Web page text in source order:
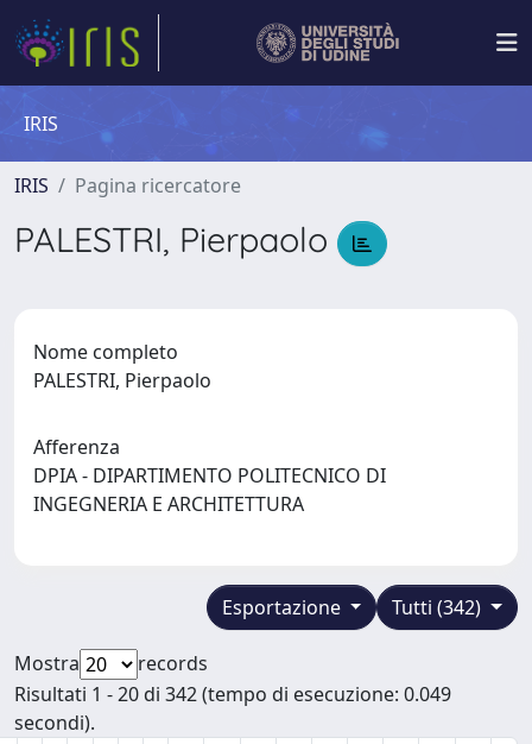
IRIS
IRIS Pagina ricercatore
PALESTRI, Pierpaolo
Nome completo
PALESTRI, Pierpaolo
Afferenza
DPIA - DIPARTIMENTO POLITECNICO DI
INGEGNERIA E ARCHITETTURA
Tutti (342)
Esportazione
Mostra
records
Risultati 1 - 20 di 342 (tempo di esecuzione: 0.049
secondi).